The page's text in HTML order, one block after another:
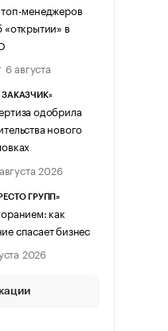
топ-менеджеров
«открытии» в
6 августа
одобрила
нового
2026
ГРУПП»
как
спасает бизнес
2026